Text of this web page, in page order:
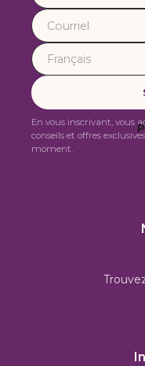
En vous inscrivant, vous
conseils et offres
moment.